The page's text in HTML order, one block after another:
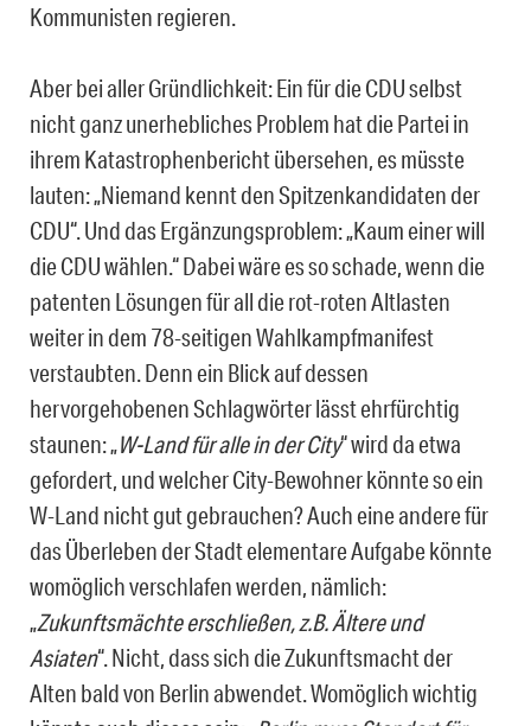
Kommunisten regieren.
Aber bei aller Gründlichkeit: Ein für die CDU selbst
nicht ganz unerhebliches Problem hat die Partei in
ihrem Katastrophenbericht übersehen, es müsste
lauten: „Niemand kennt den Spitzenkandidaten der
CDU“. Und das Ergänzungsproblem: „Kaum einer will
die CDU wählen.“ Dabei wäre es so schade, wenn die
patenten Lösungen für all die rot-roten Altlasten
weiter in dem 78-seitigen Wahlkampfmanifest
verstaubten. Denn ein Blick auf dessen
hervorgehobenen Schlagwörter lässt ehrfürchtig
staunen: „W-Land für alle in der City“ wird da etwa
gefordert, und welcher City-Bewohner könnte so ein
W-Land nicht gut gebrauchen? Auch eine andere für
das Überleben der Stadt elementare Aufgabe könnte
womöglich verschlafen werden, nämlich:
„Zukunftsmächte erschließen, z.B. Ältere und
Asiaten“. Nicht, dass sich die Zukunftsmacht der
Alten bald von Berlin abwendet. Womöglich wichtig